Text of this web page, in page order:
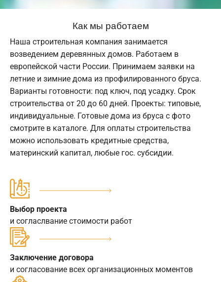
Как мы работаем
Наша строительная компания занимается
возведением деревянных домов. Работаем в
европейской части России. Принимаем заявки на
летние и зимние дома из профилированного бруса.
Варианты готовности: под ключ, под усадку. Срок
строительства от 20 до 60 дней. Проекты: типовые,
индивидуальные. Готовые дома из бруса с фото
смотрите в каталоге. Для оплаты строительства
можно использовать кредитные средства,
материнский капитал, любые гос. субсидии.
Выбор проекта
и согласлвание стоимости работ
Заключение договора
и согласование всех организационных моментов